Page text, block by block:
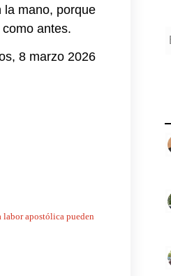
la mano, porque
antes.
8 marzo 2026
labor apostólica pueden